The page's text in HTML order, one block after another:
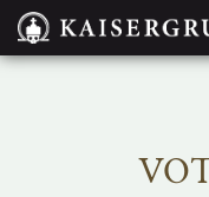
Seitenbereiche: